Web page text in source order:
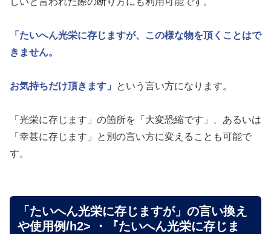
「たいへん光栄に存じますが、この様な物を頂くことはで
きません。
お気持ちだけ頂きます」 という言い方になります。
「光栄に存じます」の箇所を「大変恐縮です」、あるいは
「幸甚に存じます」と別の言い方に変えることも可能で
す。
「たいへん光栄に存じますが」の言い換え
や使用例/h2> ・『たいへん光栄に存じま